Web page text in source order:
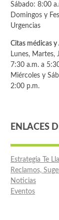
Sábado: 8:00
Domingos y
Urgencias
Citas médicas
Lunes, Martes,
7:30 a.m. a
Miércoles y
2:00 p.m.
ENLACES
Estrategia Te
Reclamos,
Noticias
Eventos